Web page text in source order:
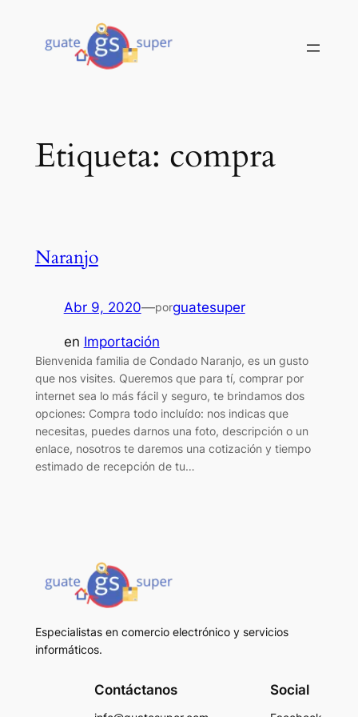
Etiqueta: compra
Naranjo
Abr 9, 2020—porguatesuper
en Importación
Bienvenida familia de Condado Naranjo, es un gusto
que nos visites. Queremos que para tí, comprar por
internet sea lo más fácil y seguro, te brindamos dos
opciones: Compra todo incluído: nos indicas que
necesitas, puedes darnos una foto, descripción o un
enlace, nosotros te daremos una cotización y tiempo
estimado de recepción de tu…
Especialistas en comercio electrónico y servicios
informáticos.
Contáctanos Social